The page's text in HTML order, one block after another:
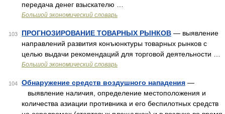
передача денег взыскателю …
Большой экономический словарь
103 ПРОГНОЗИРОВАНИЕ ТОВАРНЫХ РЫНКОВ — выявление
направлений развития конъюнктуры товарных рынков с
целью выдачи рекомендаций для торговой деятельности …
Большой экономический словарь
104 Обнаружение средств воздушного нападения —
выявление наличия, определение местоположения и
количества азиации противника и его беспилотных средств